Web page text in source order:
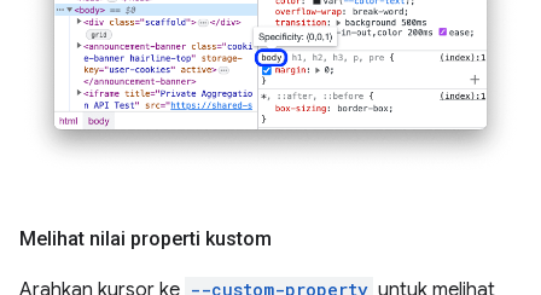
Melihat nilai properti kustom
Arahkan kursor ke --custom-property untuk melihat